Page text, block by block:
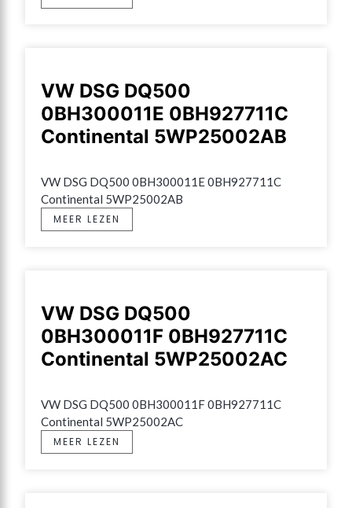
VW DSG DQ500
0BH300011E 0BH927711C
Continental 5WP25002AB
VW DSG DQ500 0BH300011E 0BH927711C
Continental 5WP25002AB
MEER LEZEN
VW DSG DQ500
0BH300011F 0BH927711C
Continental 5WP25002AC
VW DSG DQ500 0BH300011F 0BH927711C
Continental 5WP25002AC
MEER LEZEN